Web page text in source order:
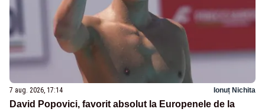
7 aug. 2026, 17:14 Ionuț Nichita
David Popovici, favorit absolut la Europenele de la